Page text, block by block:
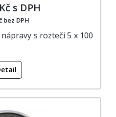
s DPH
bez DPH
s roztečí 5 x 100